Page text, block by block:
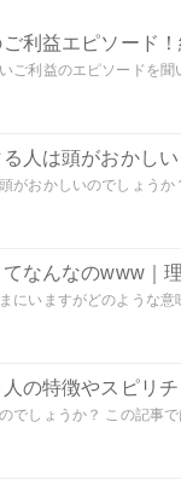
ご利益エピソード
ご利益のエピソードを聞
人は頭がおかし
がおかしいのでしょうか
なんなのwww｜
にいますがどのような意
の特徴やスピリ
でしょうか？ この記事